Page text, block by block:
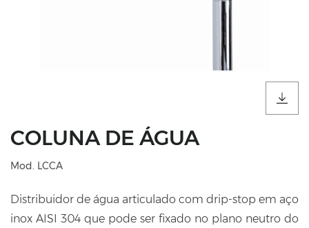
COLUNA DE ÁGUA
Mod. LCCA
Distribuidor de água articulado com drip-stop em aço
inox AISI 304 que pode ser fixado no plano neutro do